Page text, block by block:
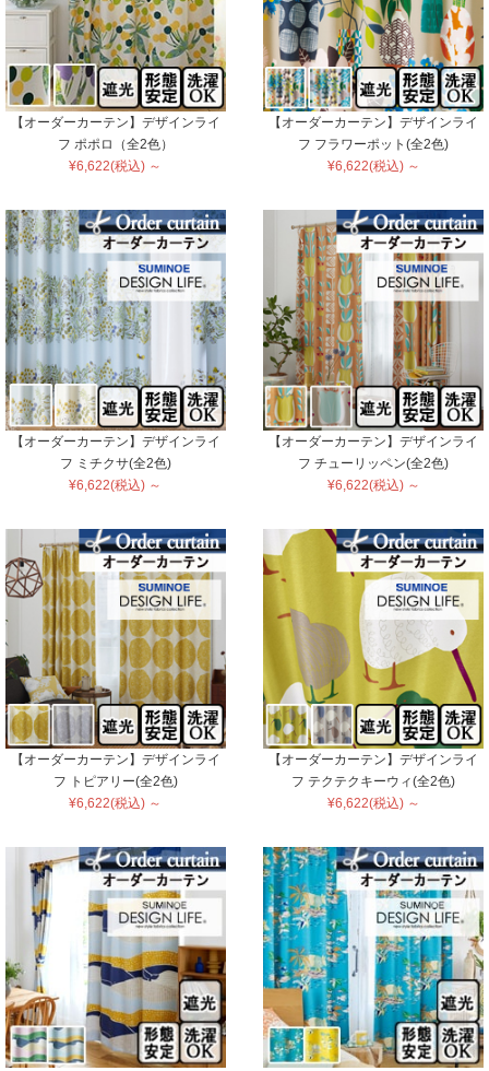
【オーダーカーテン】デザインライ
フ ポポロ（全2色）
¥6,622(税込) ～
【オーダーカーテン】デザインライ
フ フラワーポット(全2色)
¥6,622(税込) ～
【オーダーカーテン】デザインライ
フ ミチクサ(全2色)
¥6,622(税込) ～
【オーダーカーテン】デザインライ
フ チューリッペン(全2色)
¥6,622(税込) ～
【オーダーカーテン】デザインライ
フ トピアリー(全2色)
¥6,622(税込) ～
【オーダーカーテン】デザインライ
フ テクテクキーウィ(全2色)
¥6,622(税込) ～